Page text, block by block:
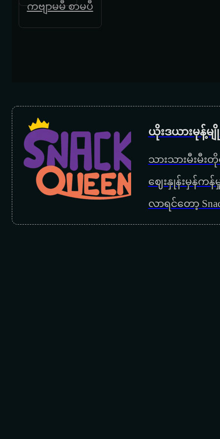
ကဗျာမမီ စာမပီ
ယိုးဒယားမုန့်
သားသားမီးမီး
ဈေးနှုန်းမှန်က
လာရင်တော့